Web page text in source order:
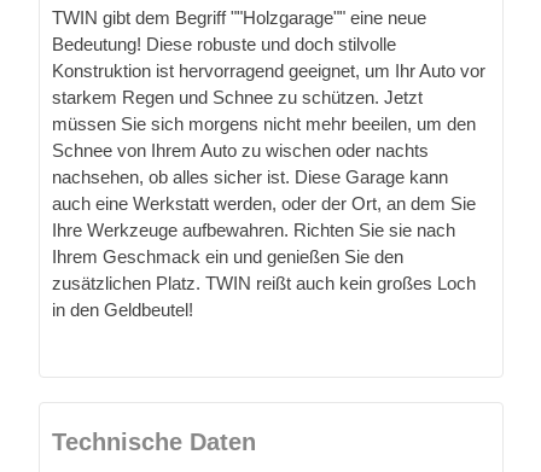
TWIN gibt dem Begriff ""Holzgarage"" eine neue
Bedeutung! Diese robuste und doch stilvolle
Konstruktion ist hervorragend geeignet, um Ihr Auto vor
starkem Regen und Schnee zu schützen. Jetzt
müssen Sie sich morgens nicht mehr beeilen, um den
Schnee von Ihrem Auto zu wischen oder nachts
nachsehen, ob alles sicher ist. Diese Garage kann
auch eine Werkstatt werden, oder der Ort, an dem Sie
Ihre Werkzeuge aufbewahren. Richten Sie sie nach
Ihrem Geschmack ein und genießen Sie den
zusätzlichen Platz. TWIN reißt auch kein großes Loch
in den Geldbeutel!
Technische Daten